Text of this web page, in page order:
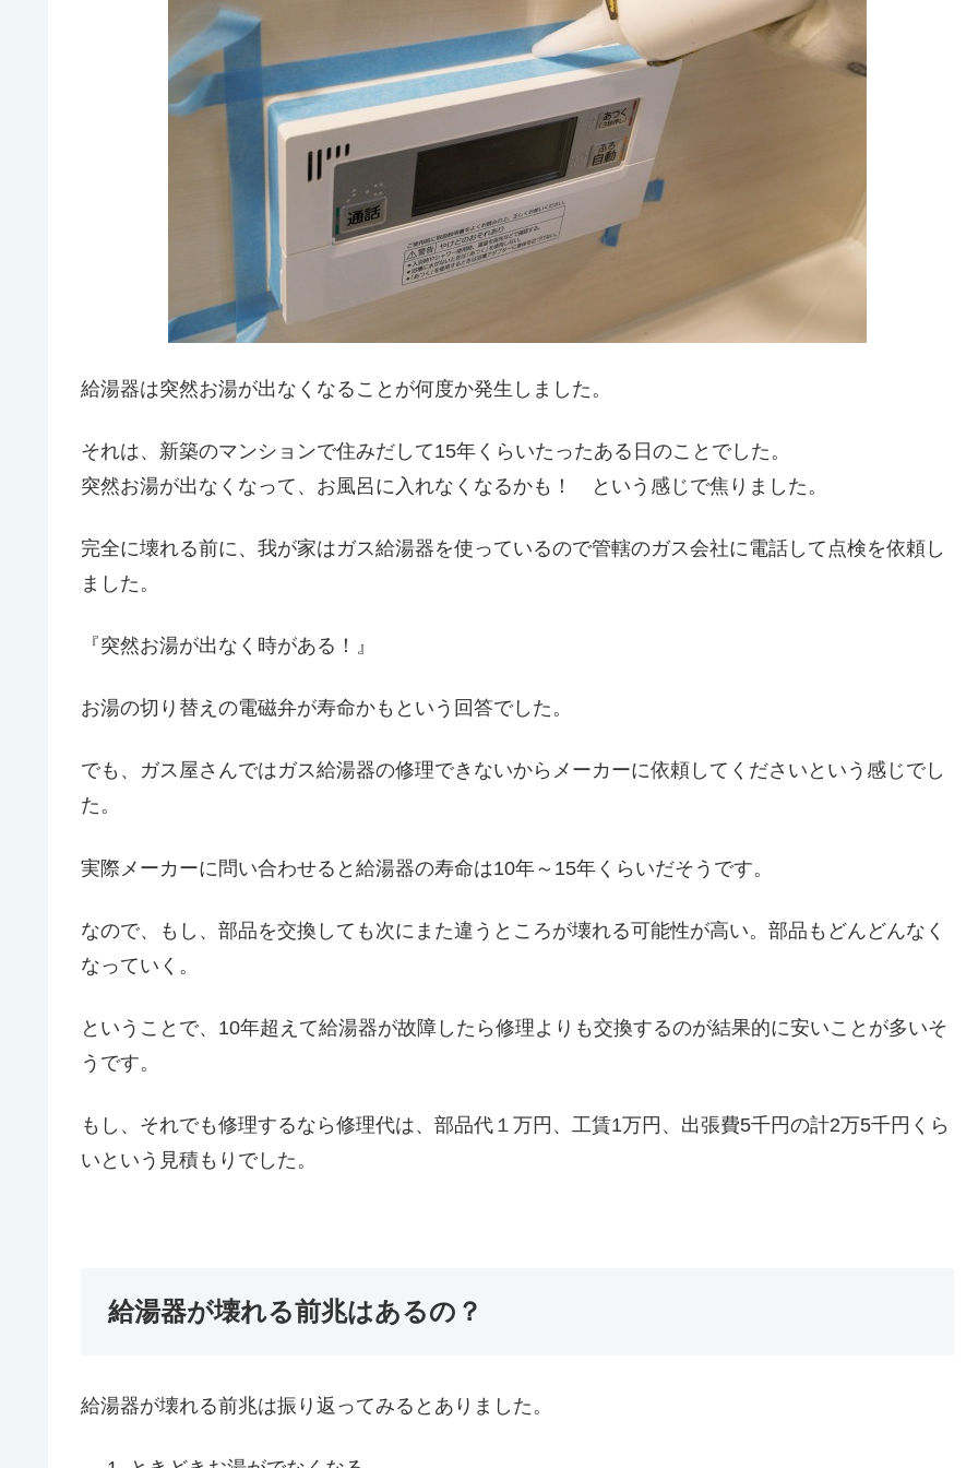
給湯器は突然お湯が出なくなることが何度か発生しました。
それは、新築のマンションで住みだして15年くらいたったある日のことでした。
突然お湯が出なくなって、お風呂に入れなくなるかも！ という感じで焦りました。
完全に壊れる前に、我が家はガス給湯器を使っているので管轄のガス会社に電話して点検を依頼し
ました。
『突然お湯が出なく時がある！』
お湯の切り替えの電磁弁が寿命かもという回答でした。
でも、ガス屋さんではガス給湯器の修理できないからメーカーに依頼してくださいという感じでし
た。
実際メーカーに問い合わせると給湯器の寿命は10年～15年くらいだそうです。
なので、もし、部品を交換しても次にまた違うところが壊れる可能性が高い。部品もどんどんなく
なっていく。
ということで、10年超えて給湯器が故障したら修理よりも交換するのが結果的に安いことが多いそ
うです。
もし、それでも修理するなら修理代は、部品代１万円、工賃1万円、出張費5千円の計2万5千円くら
いという見積もりでした。
給湯器が壊れる前兆はあるの？
給湯器が壊れる前兆は振り返ってみるとありました。